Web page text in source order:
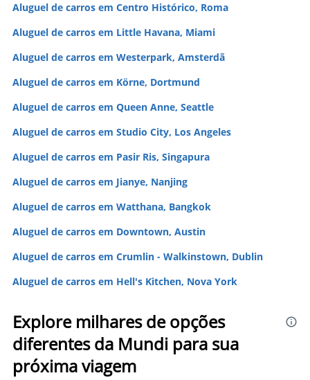
Aluguel de carros em Centro Histórico, Roma
Aluguel de carros em Little Havana, Miami
Aluguel de carros em Westerpark, Amsterdã
Aluguel de carros em Körne, Dortmund
Aluguel de carros em Queen Anne, Seattle
Aluguel de carros em Studio City, Los Angeles
Aluguel de carros em Pasir Ris, Singapura
Aluguel de carros em Jianye, Nanjing
Aluguel de carros em Watthana, Bangkok
Aluguel de carros em Downtown, Austin
Aluguel de carros em Crumlin - Walkinstown, Dublin
Aluguel de carros em Hell's Kitchen, Nova York
Explore milhares de opções
diferentes da Mundi para sua
próxima viagem